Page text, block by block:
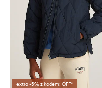
extra -5% z kodem: OFF*